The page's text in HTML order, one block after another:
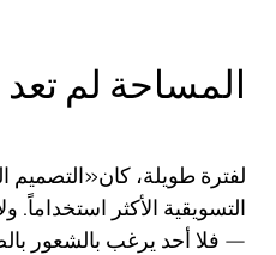
المساحة لم تعد
لفترة طويلة، كان«التصميم
التسويقية الأكثر
— فلا أحد يرغب بالشعور